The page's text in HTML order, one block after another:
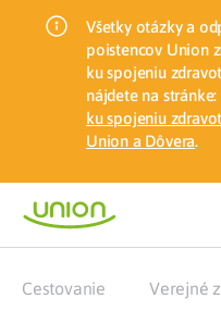
Všetky otázky a
poistencov Union
ku spojeniu
nájdete na stránke:
ku spojeniu
Union a Dôvera.
Cestovanie Verejné